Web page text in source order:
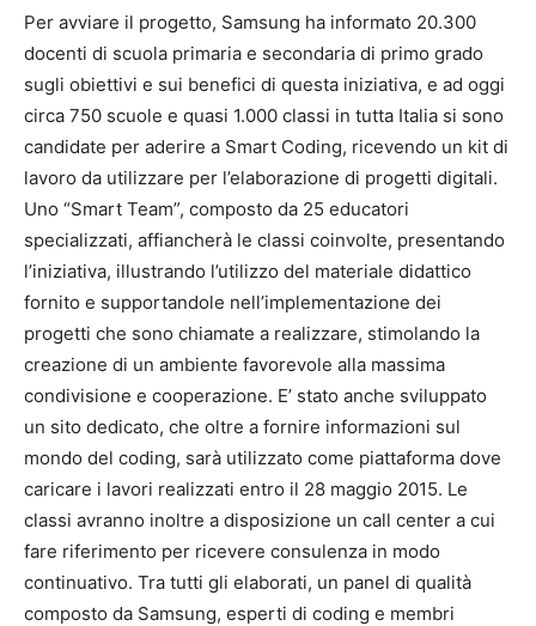
Per avviare il progetto, Samsung ha informato 20.300
docenti di scuola primaria e secondaria di primo grado
sugli obiettivi e sui benefici di questa iniziativa, e ad oggi
circa 750 scuole e quasi 1.000 classi in tutta Italia si sono
candidate per aderire a Smart Coding, ricevendo un kit di
lavoro da utilizzare per l’elaborazione di progetti digitali.
Uno “Smart Team”, composto da 25 educatori
specializzati, affiancherà le classi coinvolte, presentando
l’iniziativa, illustrando l’utilizzo del materiale didattico
fornito e supportandole nell’implementazione dei
progetti che sono chiamate a realizzare, stimolando la
creazione di un ambiente favorevole alla massima
condivisione e cooperazione. E’ stato anche sviluppato
un sito dedicato, che oltre a fornire informazioni sul
mondo del coding, sarà utilizzato come piattaforma dove
caricare i lavori realizzati entro il 28 maggio 2015. Le
classi avranno inoltre a disposizione un call center a cui
fare riferimento per ricevere consulenza in modo
continuativo. Tra tutti gli elaborati, un panel di qualità
composto da Samsung, esperti di coding e membri